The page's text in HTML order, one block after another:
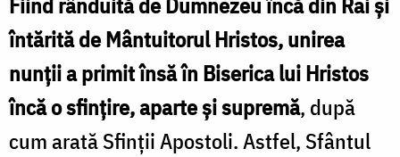
întărită de Mântuitorul Hristos, unirea
nunţii a primit însă în Biserica lui Hristos
încă o sfinţire, aparte şi supremă, după
cum arată Sfinţii Apostoli. Astfel, Sfântul